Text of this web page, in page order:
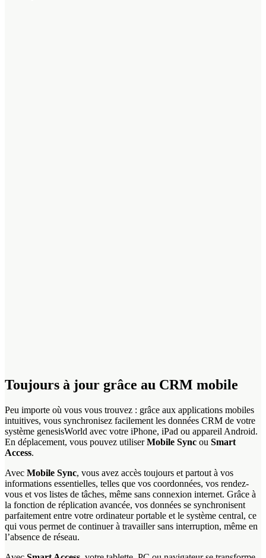
Toujours à jour grâce au CRM mobile
Peu importe où vous vous trouvez : grâce aux applications mobiles
intuitives, vous synchronisez facilement les données CRM de votre
système genesisWorld avec votre iPhone, iPad ou appareil Android.
En déplacement, vous pouvez utiliserMobile Sync ou Smart
Access.
Avec Mobile Sync, vous avez accès toujours et partout à vos
informations essentielles, telles que vos coordonnées, vos rendez-
vous et vos listes de tâches, même sans connexion internet. Grâce à
la fonction de réplication avancée, vos données se synchronisent
parfaitement entre votre ordinateur portable et le système central, ce
qui vous permet de continuer à travailler sans interruption, même en
l’absence de réseau.